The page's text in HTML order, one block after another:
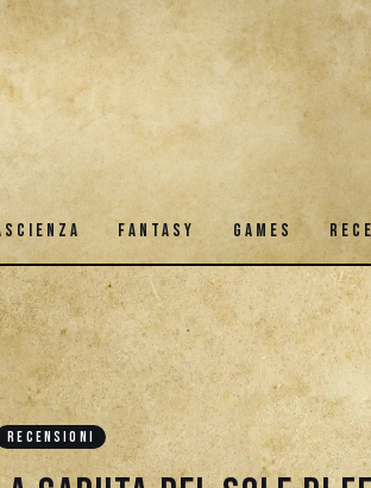
FANTASY GAMES
FANTASCIENZA FANTASY
RECENSIONI